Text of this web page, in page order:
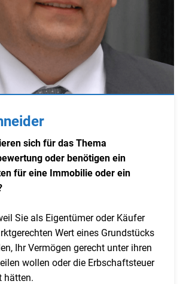
sich für das Thema
oder benötigen ein
für eine Immobilie oder ein
Sie als Eigentümer oder Käufer
Wert eines Grundstücks
Ihr Vermögen gerecht unter ihren
wollen oder die Erbschaftsteuer
hätten.